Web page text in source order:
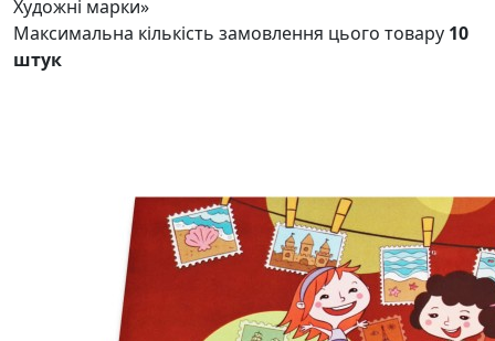
Художні марки»
Максимальна кількість замовлення цього товару 10
штук